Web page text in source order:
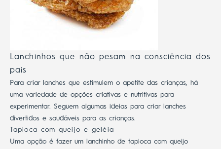
Lanchinhos que não pesam na consciência dos
pais
Para criar lanches ​​que estimulem o apetite das crianças, há
uma variedade de opções criativas e nutritivas para
experimentar. Seguem algumas ideias para criar lanches
divertidos e saudáveis ​​para as crianças.
Tapioca com queijo e geléia
Uma opção é fazer um lanchinho de tapioca com queijo